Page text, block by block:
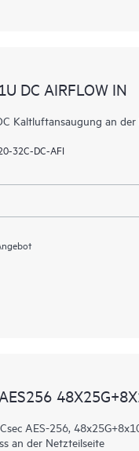
DC AIRFLOW IN
Kaltluftansaugung an
32C-DC-AFI
AES-256,
an der Netzteilseite